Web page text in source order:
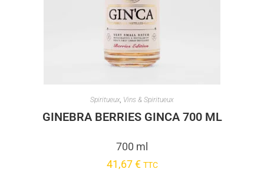
Spiritueux, Vins & Spiritueux
GINEBRA BERRIES GINCA 700 ML
700 ml
41,67€ TTC